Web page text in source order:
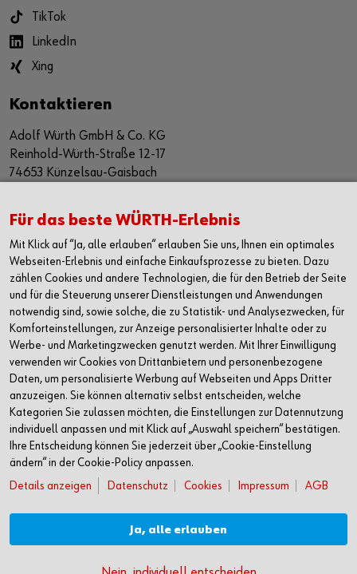
Jetzt bewerben
TikTok
LinkedIn
Xing
Kontaktieren
Adolf Würth GmbH & Co. KG
Reinhold-Würth-Straße 12-17
74653 Künzelsau-Gaisbach
Alle Kontaktmöglichkeiten
+49 7940 15-2400
info@wuerth.com
Verkauf nur an Unternehmer, Gewerbetreibende, Freiberufler und öffentliche
Für das beste WÜRTH-Erlebnis
Mit Klick auf “Ja, alle erlauben“ erlauben Sie uns, Ihnen ein optimales
Webseiten-Erlebnis und einfache Einkaufsprozesse zu bieten. Dazu
zählen Cookies und andere Technologien, die für den Betrieb der Seite
und für die Steuerung unserer Dienstleistungen und Anwendungen
notwendig sind, sowie solche, die zu Statistik- und Analysezwecken, für
Komforteinstellungen, zur Anzeige personalisierter Inhalte oder zu
Werbe- und Marketingzwecken genutzt werden. Mit Ihrer Einwilligung
verwenden wir Cookies von Drittanbietern und personenbezogene
Daten, um personalisierte Werbung auf Webseiten und Apps Dritter
anzuzeigen. Sie können alternativ selbst entscheiden, welche
Kategorien Sie zulassen möchten, die Einstellungen zur Datennutzung
individuell anpassen und mit Klick auf „Auswahl speichern“ bestätigen.
Ihre Entscheidung können Sie jederzeit über „Cookie-Einstellung
ändern“ in der Cookie-Policy anpassen.
Details anzeigen
Datenschutz Cookies Impressum AGB
Ja, alle erlauben